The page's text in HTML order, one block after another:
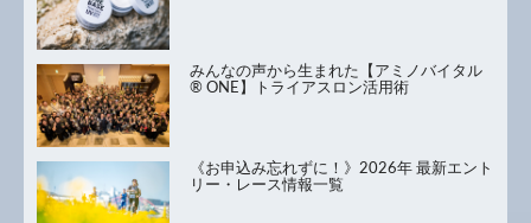
みんなの声から生まれた【アミノバイタル
® ONE】トライアスロン活用術
《お申込み忘れずに！》2026年 最新エント
リー・レース情報一覧